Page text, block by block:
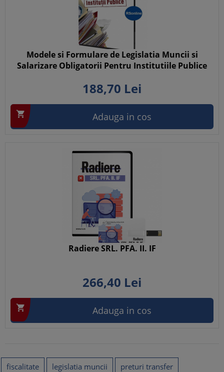
Modele si Formulare de Legislatia Muncii si
Salarizare Obligatorii Pentru Institutiile Publice
188,70 Lei
 Adauga in cos
Radiere SRL. PFA. II. IF
266,40 Lei
 Adauga in cos
fiscalitate legislatia muncii
preturi transfer